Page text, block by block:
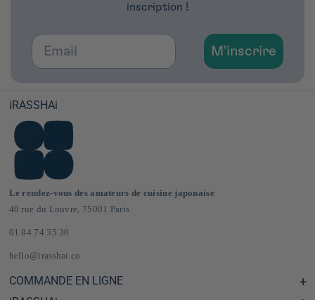
inscription !
Email
M'inscrire
iRASSHAi
Le rendez-vous des amateurs de cuisine japonaise
40 rue du Louvre, 75001 Paris
01 84 74 35 30
hello@irasshai.co
COMMANDE EN LIGNE